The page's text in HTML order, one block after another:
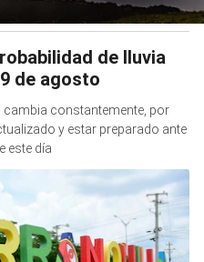
de lluvia
de agosto
cambia constantemente, por
y estar preparado ante
este día